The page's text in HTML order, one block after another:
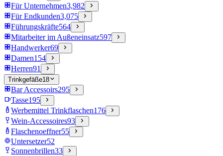
Für Unternehmen3,982
Für Endkunden3,075
Führungskräfte564
Mitarbeiter im Außeneinsatz597
Handwerker69
Damen154
Herren91
Trinkgefäße18
Bar Accessoirs295
Tasse195
Werbemittel Trinkflaschen176
Wein-Accessoires93
Flaschenoeffner55
Untersetzer52
Sonnenbrillen33